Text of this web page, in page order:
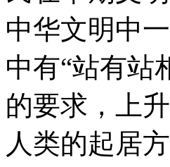
中华文明中
中有“站有站
的要求，上
人类的起居